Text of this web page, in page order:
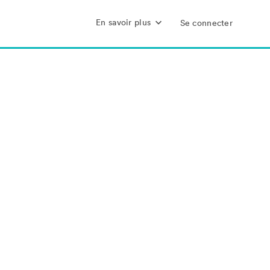
En savoir plus Se connecter